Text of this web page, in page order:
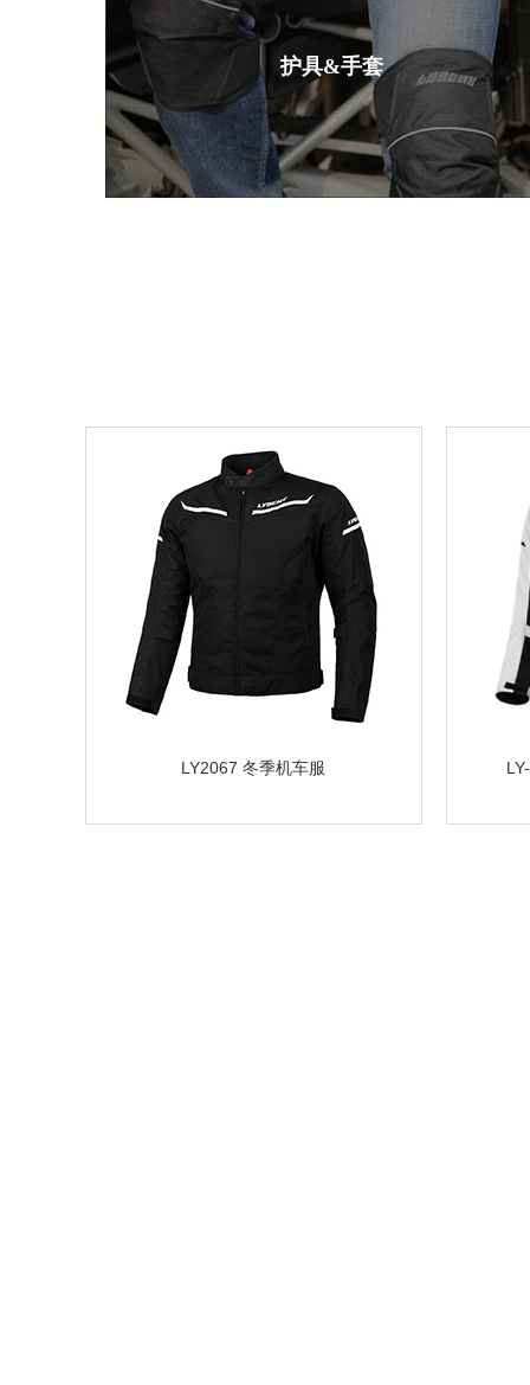
护具&手套
LY2067 冬季机车服